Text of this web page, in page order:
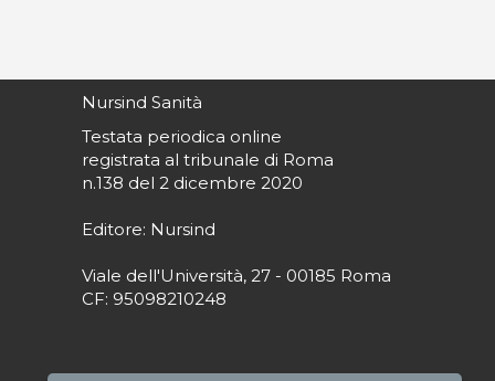
Nursind Sanità
Testata periodica online
registrata al tribunale di Roma
n.138 del 2 dicembre 2020
Editore: Nursind
Viale dell'Università, 27 - 00185 Roma
CF: 95098210248